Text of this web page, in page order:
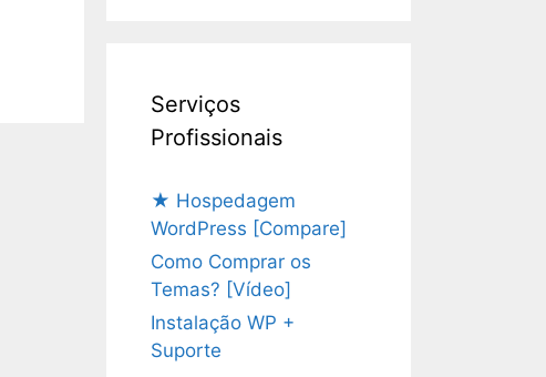
Serviços
Profissionais
★ Hospedagem
WordPress [Compare]
Como Comprar os
Temas? [Vídeo]
Instalação WP +
Suporte